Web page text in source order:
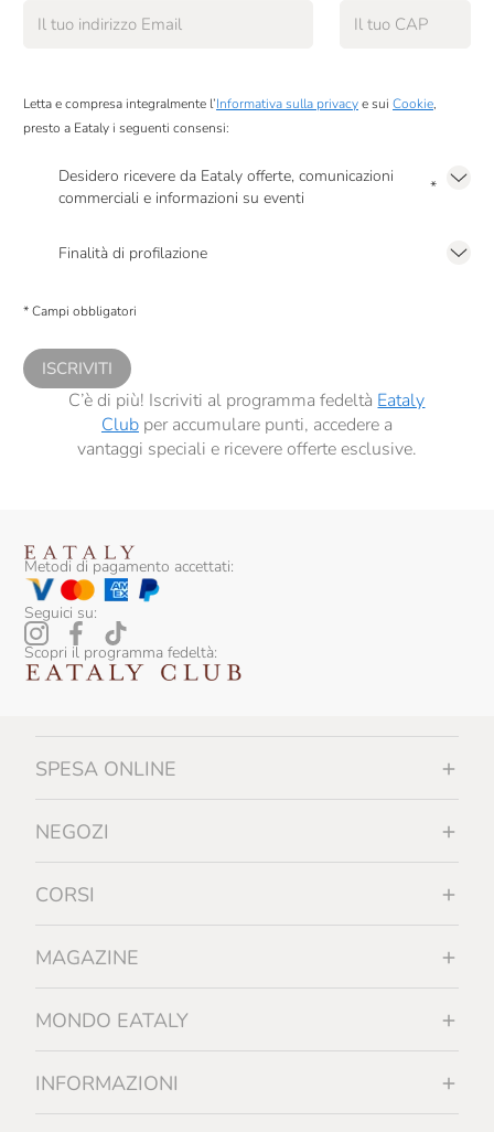
Croci
Denis Montanar
Di Majo Norante
Donna Olimpia
Donnafugata
Dourthe
Duca Di Salaparuta
Emidio Pepe
Fabrizio Ressia
Falesco
Fattoi
Fattoria Di Bacchereto
Favaro
Felluga
Felsina
Feudi Di San Gregorio
Filippo Grasso
Letta e compresa integralmente l’Informativa sulla privacye sui Cookie,
presto a Eataly i seguenti consensi:
Desidero ricevere da Eataly offerte, comunicazioni
commerciali e informazioni su eventi
*
Finalità di profilazione
comunicazioni commerciali personalizzate, in caso di consenso prestato ai
* Campi obbligatori
ISCRIVITI
C’è di più! Iscriviti al programma fedeltà Eataly
Clubper accumulare punti, accedere a
vantaggi speciali e ricevere offerte esclusive.
Metodi di pagamento accettati:
Seguici su:
Scopri il programma fedeltà:
SPESA ONLINE
NEGOZI
CORSI
MAGAZINE
MONDO EATALY
INFORMAZIONI